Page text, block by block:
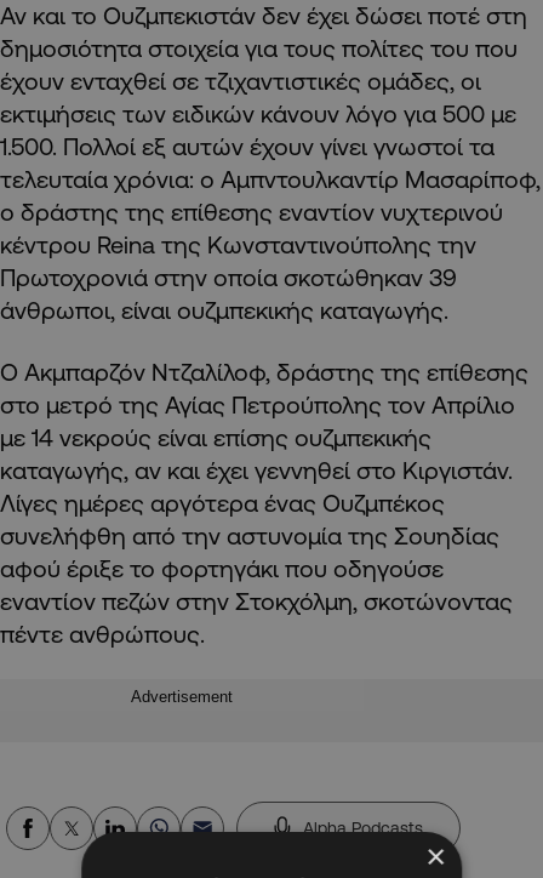
Αν και το Ουζμπεκιστάν δεν έχει δώσει ποτέ στη
δημοσιότητα στοιχεία για τους πολίτες του που
έχουν ενταχθεί σε τζιχαντιστικές ομάδες, οι
εκτιμήσεις των ειδικών κάνουν λόγο για 500 με
1.500. Πολλοί εξ αυτών έχουν γίνει γνωστοί τα
τελευταία χρόνια: ο Αμπντουλκαντίρ Μασαρίποφ,
ο δράστης της επίθεσης εναντίον νυχτερινού
κέντρου Reina της Κωνσταντινούπολης την
Πρωτοχρονιά στην οποία σκοτώθηκαν 39
άνθρωποι, είναι ουζμπεκικής καταγωγής.
Ο Ακμπαρζόν Ντζαλίλοφ, δράστης της επίθεσης
στο μετρό της Αγίας Πετρούπολης τον Απρίλιο
με 14 νεκρούς είναι επίσης ουζμπεκικής
καταγωγής, αν και έχει γεννηθεί στο Κιργιστάν.
Λίγες ημέρες αργότερα ένας Ουζμπέκος
συνελήφθη από την αστυνομία της Σουηδίας
αφού έριξε το φορτηγάκι που οδηγούσε
εναντίον πεζών στην Στοκχόλμη, σκοτώνοντας
πέντε ανθρώπους.
Advertisement
Alpha Podcasts
×